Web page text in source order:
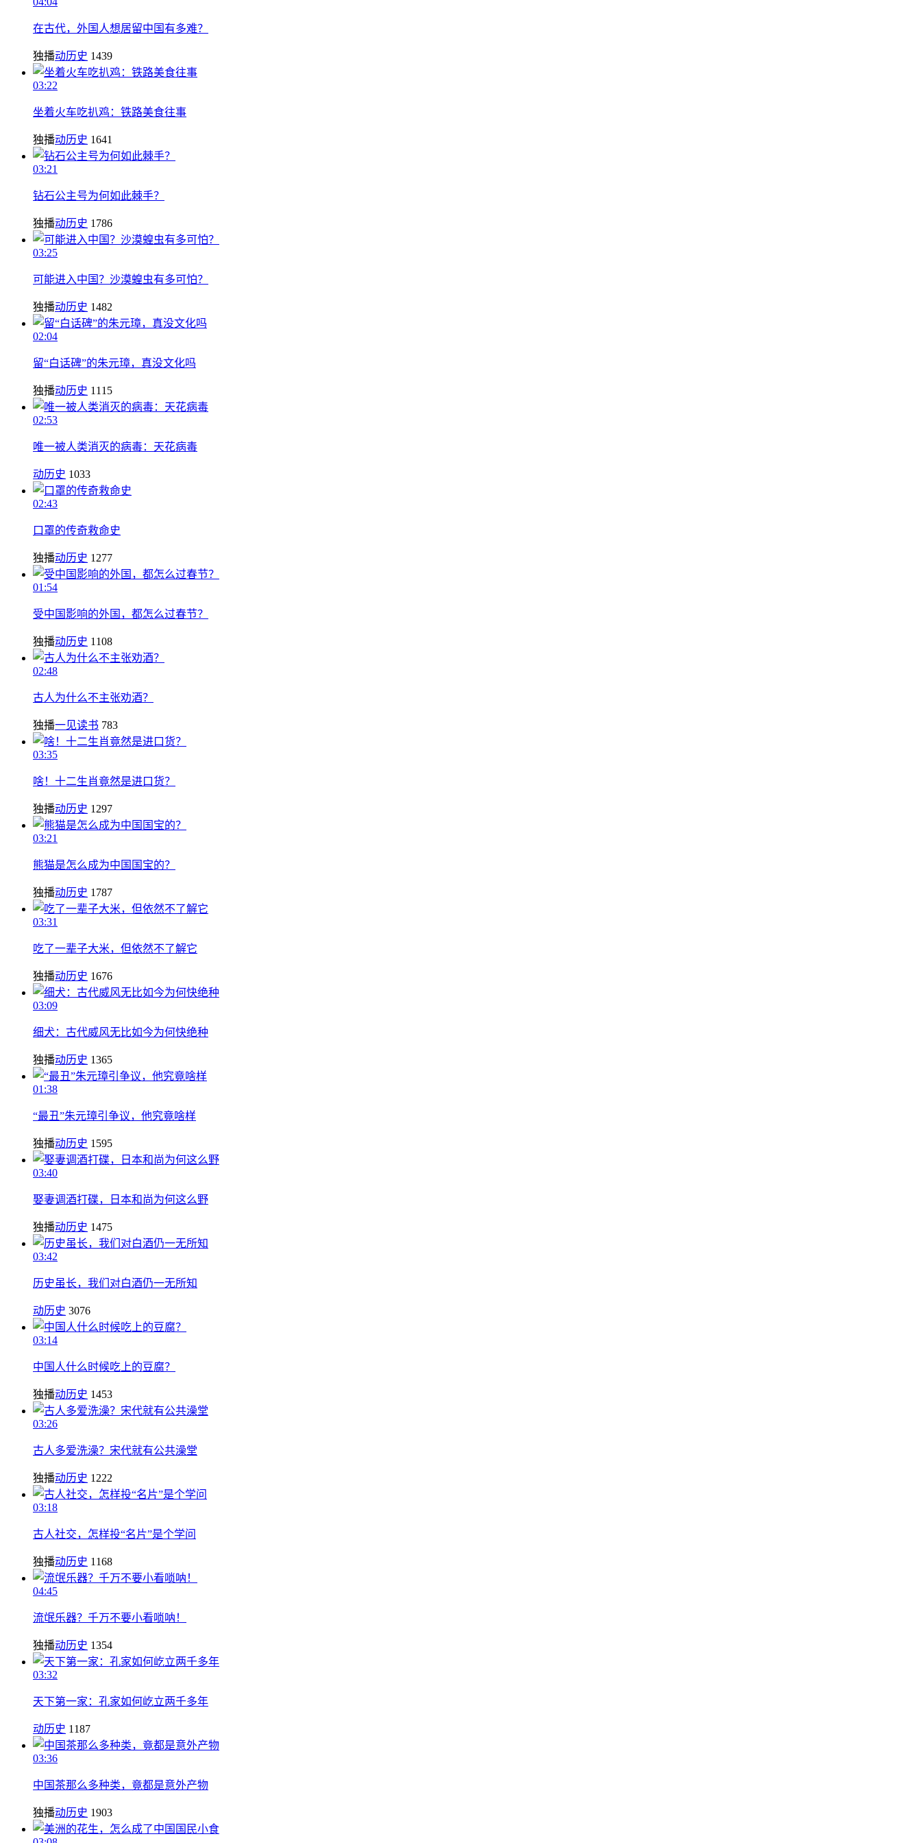
在古代，外国人想居留中国有多难？
独播动历史 1439
03:22
坐着火车吃扒鸡：铁路美食往事
独播动历史 1641
03:21
钻石公主号为何如此棘手？
独播动历史 1786
03:25
可能进入中国？沙漠蝗虫有多可怕？
独播动历史 1482
02:04
留“白话碑”的朱元璋，真没文化吗
独播动历史 1115
02:53
唯一被人类消灭的病毒：天花病毒
动历史 1033
02:43
口罩的传奇救命史
独播动历史 1277
01:54
受中国影响的外国，都怎么过春节？
独播动历史 1108
02:48
古人为什么不主张劝酒？
独播一见读书 783
03:35
啥！十二生肖竟然是进口货？
独播动历史 1297
03:21
熊猫是怎么成为中国国宝的？
独播动历史 1787
03:31
吃了一辈子大米，但依然不了解它
独播动历史 1676
03:09
细犬：古代威风无比如今为何快绝种
独播动历史 1365
01:38
“最丑”朱元璋引争议，他究竟啥样
独播动历史 1595
03:40
娶妻调酒打碟，日本和尚为何这么野
独播动历史 1475
03:42
历史虽长，我们对白酒仍一无所知
动历史 3076
03:14
中国人什么时候吃上的豆腐？
独播动历史 1453
03:26
古人多爱洗澡？宋代就有公共澡堂
独播动历史 1222
03:18
古人社交，怎样投“名片”是个学问
独播动历史 1168
04:45
流氓乐器？千万不要小看唢呐！
独播动历史 1354
03:32
天下第一家：孔家如何屹立两千多年
动历史 1187
03:36
中国茶那么多种类，竟都是意外产物
独播动历史 1903